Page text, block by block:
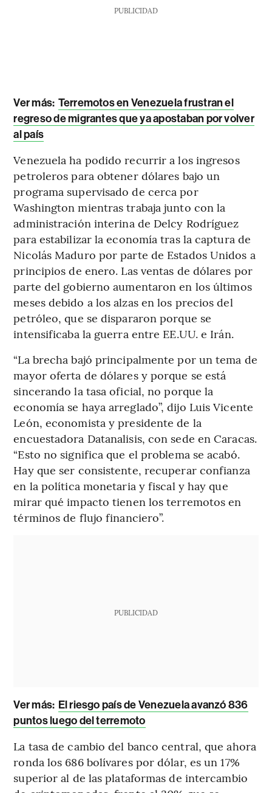
PUBLICIDAD
Ver más: Terremotos en Venezuela frustran el
regreso de migrantes que ya apostaban por volver
al país
Venezuela ha podido recurrir a los ingresos
petroleros para obtener dólares bajo un
programa supervisado de cerca por
Washington mientras trabaja junto con la
administración interina de Delcy Rodríguez
para estabilizar la economía tras la captura de
Nicolás Maduro por parte de Estados Unidos a
principios de enero. Las ventas de dólares por
parte del gobierno aumentaron en los últimos
meses debido a los alzas en los precios del
petróleo, que se dispararon porque se
intensificaba la guerra entre EE.UU. e Irán.
“La brecha bajó principalmente por un tema de
mayor oferta de dólares y porque se está
sincerando la tasa oficial, no porque la
economía se haya arreglado”, dijo Luis Vicente
León, economista y presidente de la
encuestadora Datanalisis, con sede en Caracas.
“Esto no significa que el problema se acabó.
Hay que ser consistente, recuperar confianza
en la política monetaria y fiscal y hay que
mirar qué impacto tienen los terremotos en
términos de flujo financiero”.
PUBLICIDAD
Ver más: El riesgo país de Venezuela avanzó 836
puntos luego del terremoto
La tasa de cambio del banco central, que ahora
ronda los 686 bolívares por dólar, es un 17%
superior al de las plataformas de intercambio